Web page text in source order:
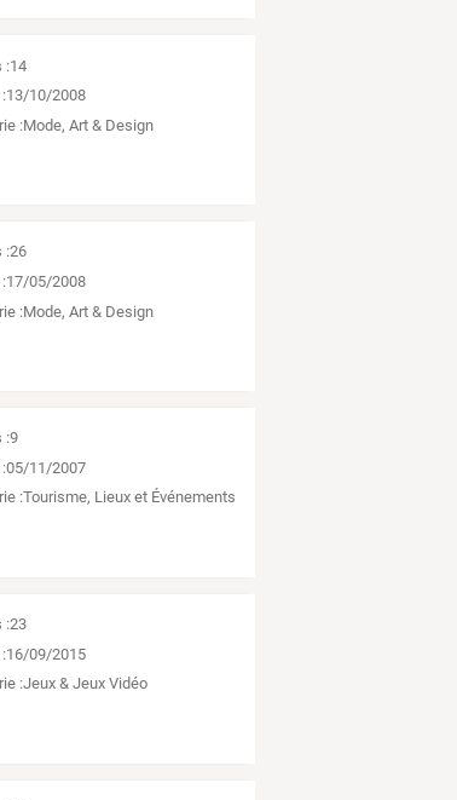
:14
13/10/2008
:Mode, Art & Design
:26
17/05/2008
:Mode, Art & Design
:9
05/11/2007
:Tourisme, Lieux et Événements
:23
16/09/2015
:Jeux & Jeux Vidéo